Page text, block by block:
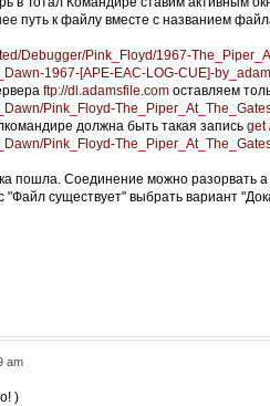
путь к файлу вместе с названием
Debugger/Pink_Floyd/1967-
1967-[APE-EAC-LOG-CUE]-
ftp://dl.adamsfile.com оставляем
Pink_Floyd-
должна быть такая запись get
Pink_Floyd-
пошла. Соединение можно разорвать
существует" выбрать вариант
am
)